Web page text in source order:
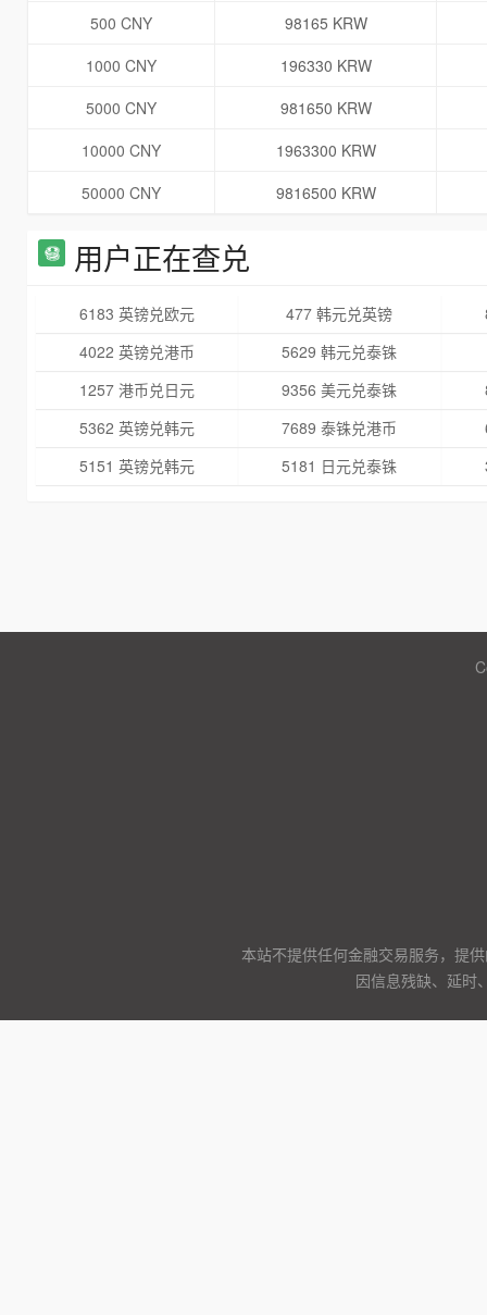
500 CNY
98165 KRW
1000 CNY
196330 KRW
5000 CNY
981650 KRW
10000 CNY
1963300 KRW
50000 CNY
9816500 KRW
用户正在查兑
6183 英镑兑欧元 477 韩元兑英镑
4022 英镑兑港币
5629 韩元兑泰铢
1257 港币兑日元
9356 美元兑泰铢
5362 英镑兑韩元
7689 泰铢兑港币
5151 英镑兑韩元
5181 日元兑泰铢
本站不提供任何金融交易服务，提
因信息残缺、延时